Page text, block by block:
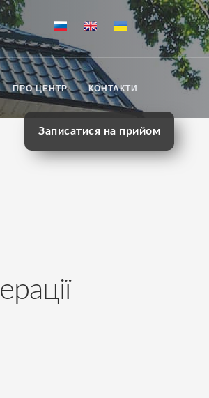
Записатися на прийом
ПРО ЦЕНТР КОНТАКТИ